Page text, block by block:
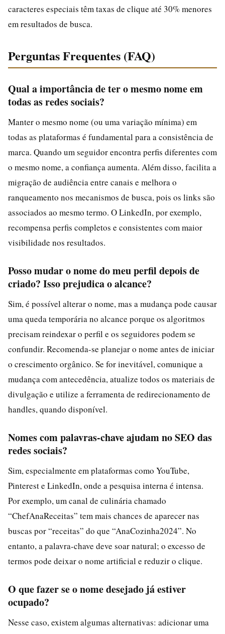
caracteres especiais têm taxas de clique até 30% menores
em resultados de busca.
Perguntas Frequentes (FAQ)
Qual a importância de ter o mesmo nome em
todas as redes sociais?
Manter o mesmo nome (ou uma variação mínima) em
todas as plataformas é fundamental para a consistência de
marca. Quando um seguidor encontra perfis diferentes com
o mesmo nome, a confiança aumenta. Além disso, facilita a
migração de audiência entre canais e melhora o
ranqueamento nos mecanismos de busca, pois os links são
associados ao mesmo termo. O LinkedIn, por exemplo,
recompensa perfis completos e consistentes com maior
visibilidade nos resultados.
Posso mudar o nome do meu perfil depois de
criado? Isso prejudica o alcance?
Sim, é possível alterar o nome, mas a mudança pode causar
uma queda temporária no alcance porque os algoritmos
precisam reindexar o perfil e os seguidores podem se
confundir. Recomenda-se planejar o nome antes de iniciar
o crescimento orgânico. Se for inevitável, comunique a
mudança com antecedência, atualize todos os materiais de
divulgação e utilize a ferramenta de redirecionamento de
handles, quando disponível.
Nomes com palavras-chave ajudam no SEO das
redes sociais?
Sim, especialmente em plataformas como YouTube,
Pinterest e LinkedIn, onde a pesquisa interna é intensa.
Por exemplo, um canal de culinária chamado
“ChefAnaReceitas” tem mais chances de aparecer nas
buscas por “receitas” do que “AnaCozinha2024”. No
entanto, a palavra-chave deve soar natural; o excesso de
termos pode deixar o nome artificial e reduzir o clique.
O que fazer se o nome desejado já estiver
ocupado?
Nesse caso, existem algumas alternativas: adicionar uma